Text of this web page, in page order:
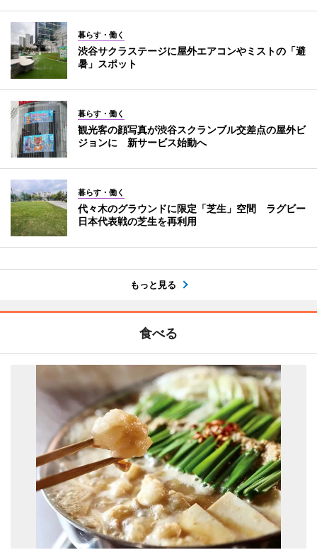
暮らす・働く
渋谷サクラステージに屋外エアコンやミストの「避
暑」スポット
暮らす・働く
観光客の顔写真が渋谷スクランブル交差点の屋外ビ
ジョンに 新サービス始動へ
暮らす・働く
代々木のグラウンドに限定「芝生」空間 ラグビー
日本代表戦の芝生を再利用
もっと見る
食べる